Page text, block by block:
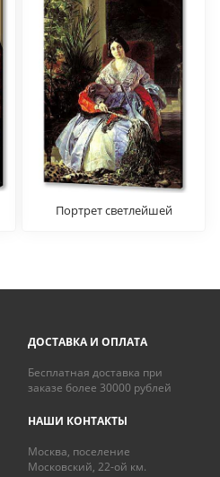
Портрет светлейшей
ДОСТАВКА И ОПЛАТА
Бесплатная доставка при
заказе более 30000 рублей
НАШИ КОНТАКТЫ
Москва, поселение
Московский, 22-ой км.